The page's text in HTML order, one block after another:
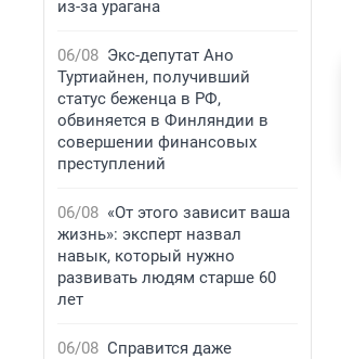
из-за урагана
06/08 Экс-депутат Ано
Туртиайнен, получивший
статус беженца в РФ,
обвиняется в Финляндии в
совершении финансовых
преступлений
06/08 «От этого зависит ваша
жизнь»: эксперт назвал
навык, который нужно
развивать людям старше 60
лет
06/08 Справится даже